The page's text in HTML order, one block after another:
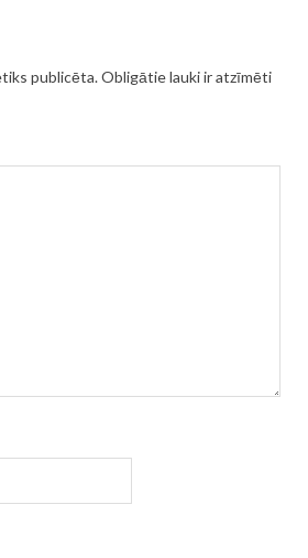
publicēta.Obligātie lauki ir atzīmēti